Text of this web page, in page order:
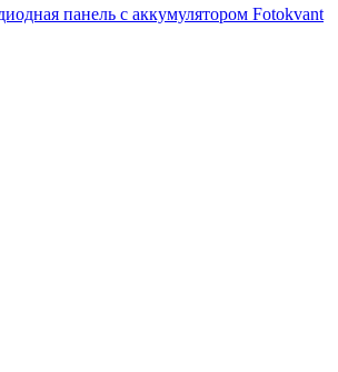
панель с аккумулятором Fotokvant